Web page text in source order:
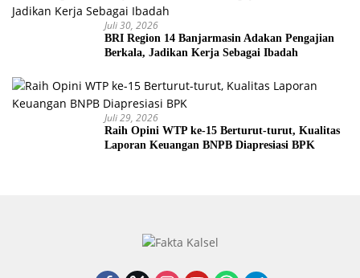
Juli 30, 2026
BRI Region 14 Banjarmasin Adakan Pengajian
Berkala, Jadikan Kerja Sebagai Ibadah
Juli 29, 2026
Raih Opini WTP ke-15 Berturut-turut, Kualitas
Laporan Keuangan BNPB Diapresiasi BPK